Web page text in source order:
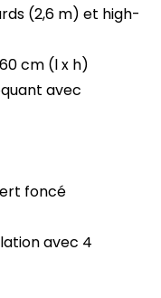
(2,6 m) et high-
cm (l x h)
avec
foncé
avec 4